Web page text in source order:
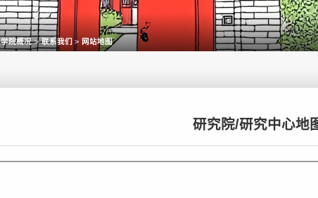
学院概况 > 联系我们 > 网站地图
研究院/研究中心地